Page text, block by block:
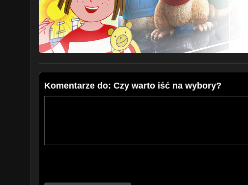
Komentarze do: Czy warto iść na wybory?